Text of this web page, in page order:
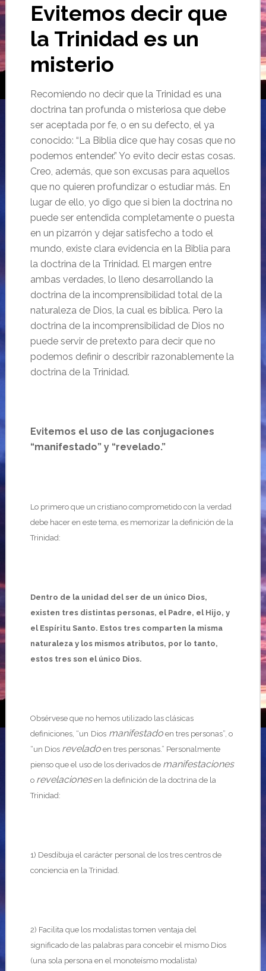
Evitemos decir que
la Trinidad es un
misterio
Recomiendo no decir que la Trinidad es una
doctrina tan profunda o misteriosa que debe
ser aceptada por fe, o en su defecto, el ya
conocido: “La Biblia dice que hay cosas que no
podemos entender.” Yo evito decir estas cosas.
Creo, además, que son excusas para aquellos
que no quieren profundizar o estudiar más. En
lugar de ello, yo digo que si bien la doctrina no
puede ser entendida completamente o puesta
en un pizarrón y dejar satisfecho a todo el
mundo, existe clara evidencia en la Biblia para
la doctrina de la Trinidad. El margen entre
ambas verdades, lo lleno desarrollando la
doctrina de la incomprensibilidad total de la
naturaleza de Dios, la cual es bíblica. Pero la
doctrina de la incomprensibilidad de Dios no
puede servir de pretexto para decir que no
podemos definir o describir razonablemente la
doctrina de la Trinidad.
Evitemos el uso de las conjugaciones
“manifestado” y “revelado.”
Lo primero que un cristiano comprometido con la verdad
debe hacer en este tema, es memorizar la definición de la
Trinidad:
Dentro de la unidad del ser de un único Dios,
existen tres distintas personas, el Padre, el Hijo, y
el Espíritu Santo. Estos tres comparten la misma
naturaleza y los mismos atributos, por lo tanto,
estos tres son el único Dios.
Obsérvese que no hemos utilizado las clásicas
definiciones, “un Dios manifestadoen tres personas”, o
“un Dios reveladoen tres personas.” Personalmente
pienso que el uso de los derivados de manifestaciones
o revelacionesen la definición de la doctrina de la
Trinidad:
1) Desdibuja el carácter personal de los tres centros de
conciencia en la Trinidad.
2) Facilita que los modalistas tomen ventaja del
significado de las palabras para concebir el mismo Dios
(una sola persona en el monoteísmo modalista)